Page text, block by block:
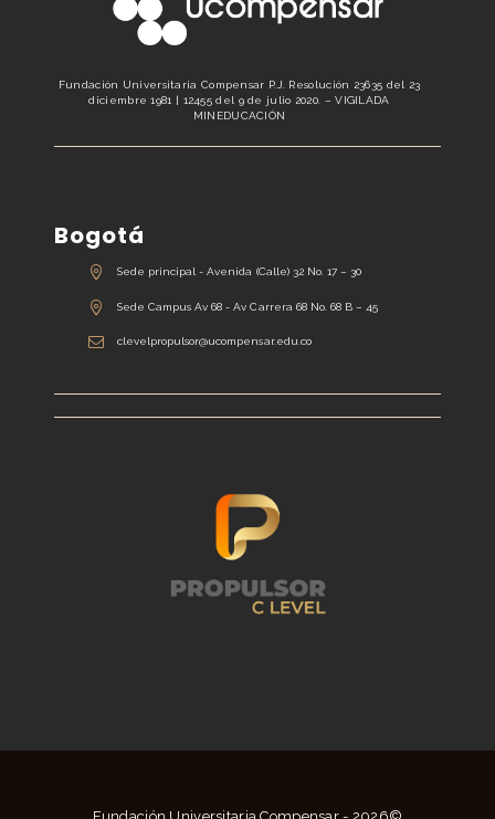
Fundación Universitaria Compensar P.J. Resolución 23635 del 23
diciembre 1981 | 12455 del 9 de julio 2020. – VIGILADA
MINEDUCACIÓN
Bogotá
Sede principal - Avenida (Calle) 32 No. 17 – 30
Sede Campus Av 68 - Av Carrera 68 No. 68 B – 45
clevelpropulsor@ucompensar.edu.co